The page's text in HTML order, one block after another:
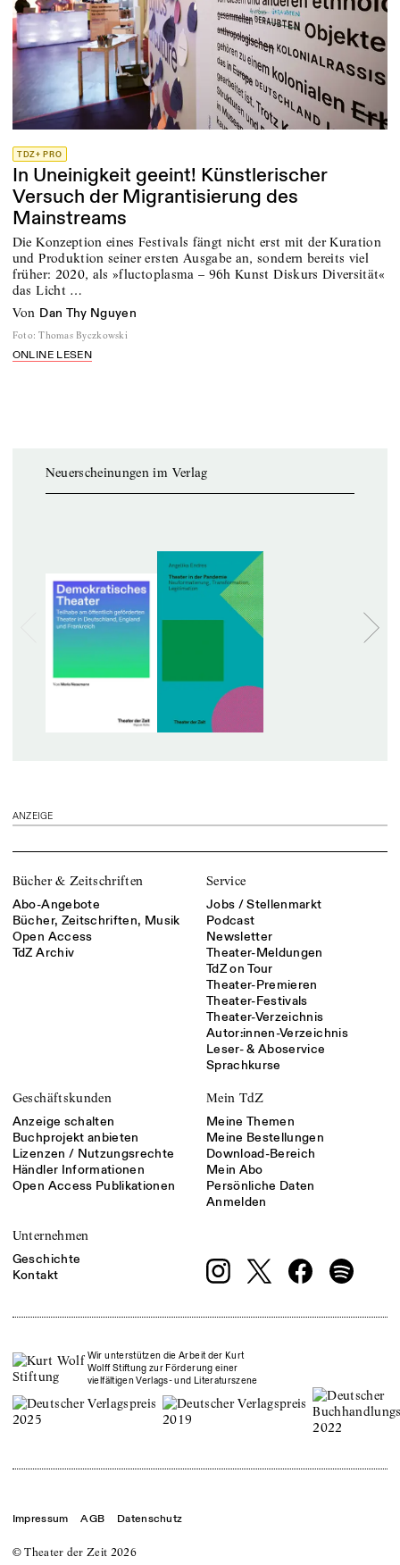
TDZ+ PRO
In Uneinigkeit geeint! Künstlerischer
Versuch der Migrantisierung des
Mainstreams
Die Konzeption eines Festivals fängt nicht erst mit der Kuration
und Produktion seiner ersten Ausgabe an, sondern bereits viel
früher: 2020, als »fluctoplasma – 96h Kunst Diskurs Diversität«
das Licht …
von Dan Thy Nguyen
Foto: Thomas Byczkowski
ONLINE LESEN
Neuerscheinungen im Verlag
ANZEIGE
Bücher & Zeitschriften
Abo-Angebote
Bücher, Zeitschriften, Musik
Open Access
TdZ Archiv
Service
Jobs / Stellenmarkt
Podcast
Newsletter
Theater-Meldungen
TdZ on Tour
Theater-Premieren
Theater-Festivals
Theater-Verzeichnis
Autor:innen-Verzeichnis
Leser- & Aboservice
Sprachkurse
Geschäftskunden
Anzeige schalten
Buchprojekt anbieten
Lizenzen / Nutzungsrechte
Händler Informationen
Open Access Publikationen
Mein TdZ
Meine Themen
Meine Bestellungen
Download-Bereich
Mein Abo
Persönliche Daten
Anmelden
Unternehmen
Geschichte
Kontakt
Wir unterstützen die Arbeit der Kurt
Wolff Stiftung zur Förderung einer
vielfältigen Verlags- und Literaturszene
© Theater der Zeit 2026
Impressum AGB Datenschutz